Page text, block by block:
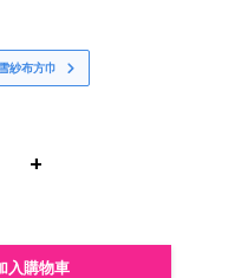
紗布方巾
+
入購物車